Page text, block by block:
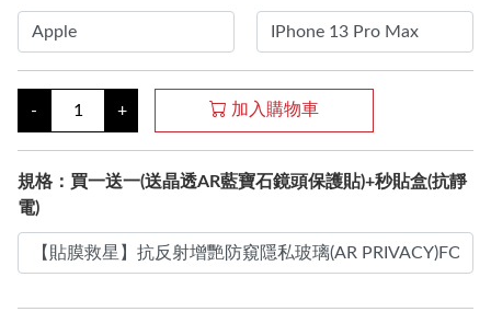
- + 加入購物車
規格：買一送一(送晶透AR藍寶石鏡頭保護貼)+秒貼盒(抗靜
電)